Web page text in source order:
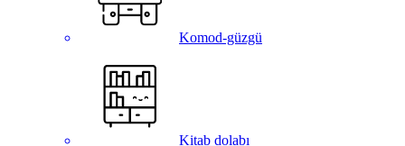
Komod-güzgü
Kitab dolabı